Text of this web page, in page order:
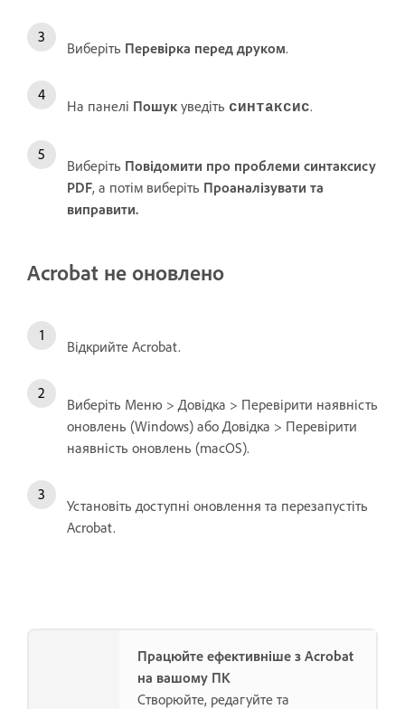
Виберіть Перевірка перед друком.
На панелі Пошук уведіть синтаксис.
Виберіть Повідомити про проблеми синтаксису
PDF, а потім виберіть Проаналізувати та
виправити.
Acrobat не оновлено
Відкрийте Acrobat.
Виберіть Меню > Довідка > Перевірити наявність
оновлень (Windows) або Довідка > Перевірити
наявність оновлень (macOS).
Установіть доступні оновлення та перезапустіть
Acrobat.
Працюйте ефективніше з Acrobat
на вашому ПК
Створюйте, редагуйте та